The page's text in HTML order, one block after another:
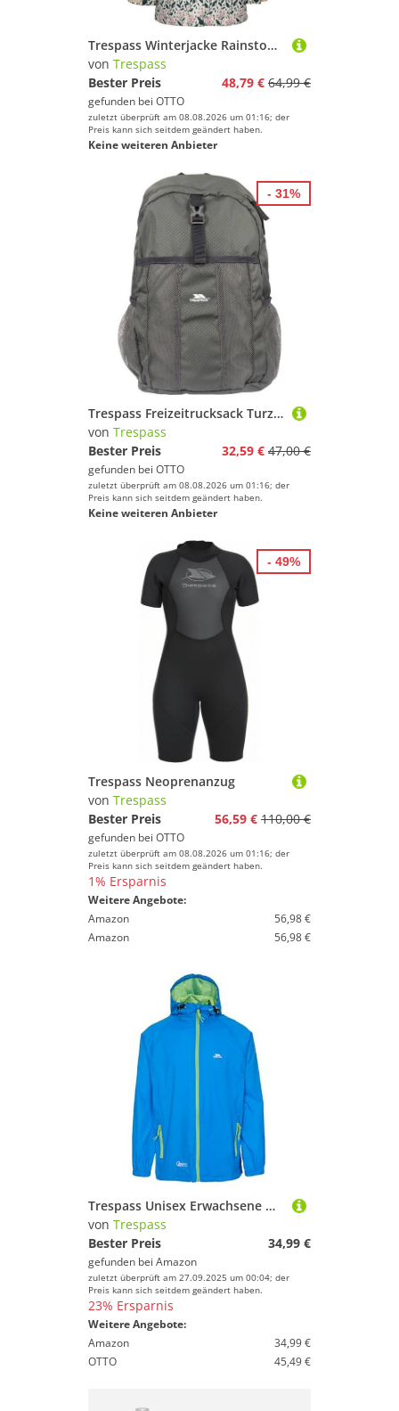
Trespass Winterjacke Rainstone Rainwear Jacket
von Trespass
Bester Preis
48,79 € 64,99 €
gefunden bei OTTO
zuletzt überprüft am 08.08.2026 um 01:16; der
Preis kann sich seitdem geändert haben.
Keine weiteren Anbieter
Trespass Freizeitrucksack Turzo Packaway Rucksack
von Trespass
Bester Preis
32,59 € 47,00 €
gefunden bei OTTO
zuletzt überprüft am 08.08.2026 um 01:16; der
Preis kann sich seitdem geändert haben.
Keine weiteren Anbieter
- 31%
Trespass Neoprenanzug
von Trespass
Bester Preis
56,59 € 110,00 €
gefunden bei OTTO
zuletzt überprüft am 08.08.2026 um 01:16; der
Preis kann sich seitdem geändert haben.
1% Ersparnis
Weitere Angebote:
Amazon
56,98 €
Amazon
56,98 €
- 49%
Trespass Unisex Erwachsene Qikpac Jacket Kompakt Zusammenrollbare Wasserdichte Regenjacke, Blau (Cobalt), XXS
von Trespass
Bester Preis
34,99 €
gefunden bei Amazon
zuletzt überprüft am 27.09.2025 um 00:04; der
Preis kann sich seitdem geändert haben.
23% Ersparnis
Weitere Angebote:
Amazon
34,99 €
OTTO
45,49 €